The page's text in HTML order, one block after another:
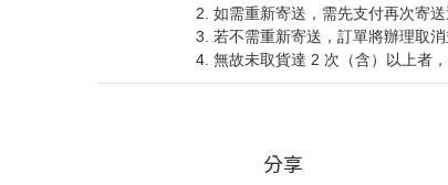
如需重新寄送，需先支付再次寄
若不需重新寄送，訂單將辦理取
無故未取貨達 2 次（含）以上者
分享